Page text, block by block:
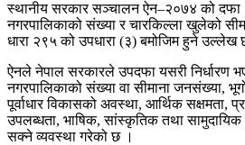
स्थानीय सरकार सञ्चालन ऐन–२०७४ को दफा
नगरपालिकाको संख्या र चारकिल्ला खुलेको
धारा २९५ को उपधारा (३) बमोजिम हुने उल्लेख
ऐनले नेपाल सरकारले उपदफा यसरी निर्धारण
नगरपालिकाको संख्या वा सीमाना जनसंख्या,
पूर्वाधार विकासको अवस्था, आर्थिक सक्षमता,
उपलब्धता, भाषिक, सांस्कृतिक तथा सामुदायिक
सक्ने व्यवस्था गरेको छ ।